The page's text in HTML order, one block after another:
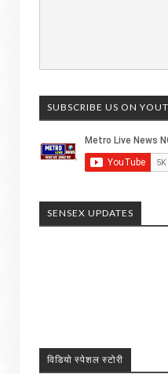
SUBSCRIBE US ON
SENSEX UPDATES
विडियो स्पेशल स्टोरी